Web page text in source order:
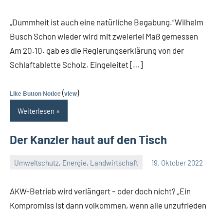
„Dummheit ist auch eine natürliche Begabung.“Wilhelm
Busch Schon wieder wird mit zweierlei Maß gemessen
Am 20.10. gab es die Regierungserklärung von der
Schlaftablette Scholz. Eingeleitet […]
Like Button Notice(view)
Weiterlesen
Der Kanzler haut auf den Tisch
Umweltschutz, Energie, Landwirtschaft 19. Oktober 2022
AKW-Betrieb wird verlängert – oder doch nicht? „Ein
Kompromiss ist dann volkommen, wenn alle unzufrieden